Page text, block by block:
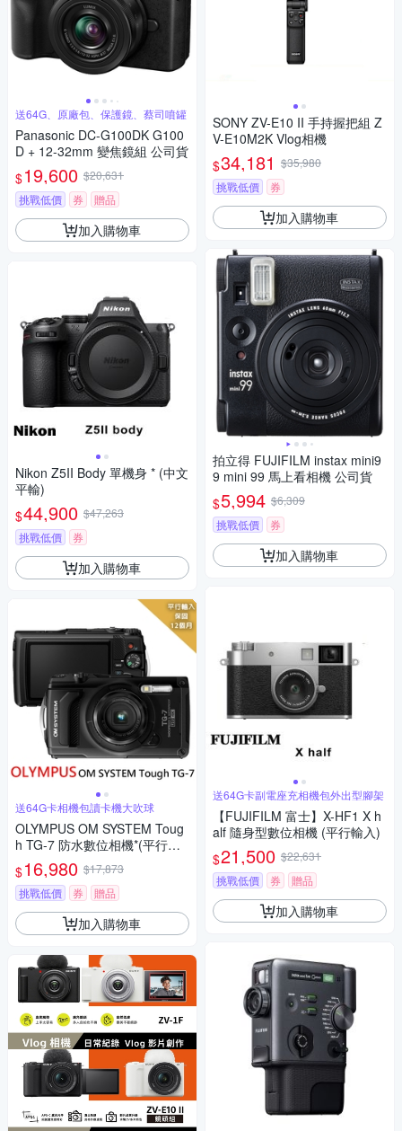
送64G、原廠包、保護鏡、蔡司噴罐
Panasonic DC-G100DK G100
D + 12-32mm 變焦鏡組 公司貨
$19,600 $20,631
挑戰低價
券 贈品
加入購物車
Nikon Z5II Body 單機身 * (中文
平輸)
$44,900 $47,263
挑戰低價
券
加入購物車
送64G卡相機包讀卡機大吹球
OLYMPUS OM SYSTEM Toug
h TG-7 防水數位相機*(平行輸
入)-黑
$16,980 $17,873
挑戰低價
券 贈品
加入購物車
SONY ZV-E10 II 手持握把組 Z
V-E10M2K Vlog相機
$34,181 $35,980
挑戰低價
券
加入購物車
拍立得 FUJIFILM instax mini9
9 mini 99 馬上看相機 公司貨
$5,994 $6,309
挑戰低價
券
加入購物車
送64G卡副電座充相機包外出型腳架
【FUJIFILM 富士】X-HF1 X h
alf 隨身型數位相機 (平行輸入)
$21,500 $22,631
挑戰低價
券 贈品
加入購物車